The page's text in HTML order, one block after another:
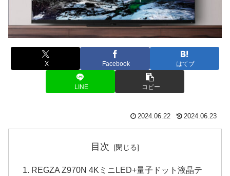
X Facebook はてブ
LINE コピー
2024.06.22 2024.06.23
目次
REGZA Z970N 4KミニLED+量子ドット液晶テ